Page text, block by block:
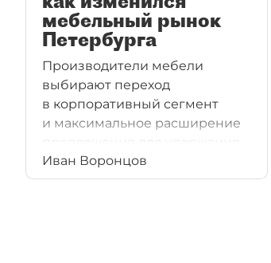
мебельный рынок
Петербурга
Производители мебели
выбирают переход
в корпоративный сегмент
и максимальное расширение
клиентов.
Иван Воронцов